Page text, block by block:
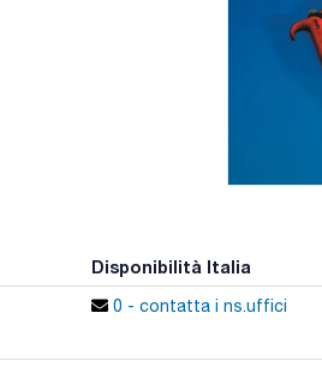
Disponibilità Italia
0 - contatta i ns.uffici